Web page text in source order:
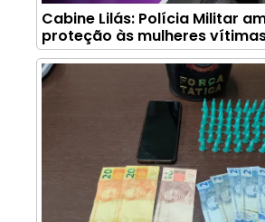
Cabine Lilás: Polícia Militar
proteção às mulheres